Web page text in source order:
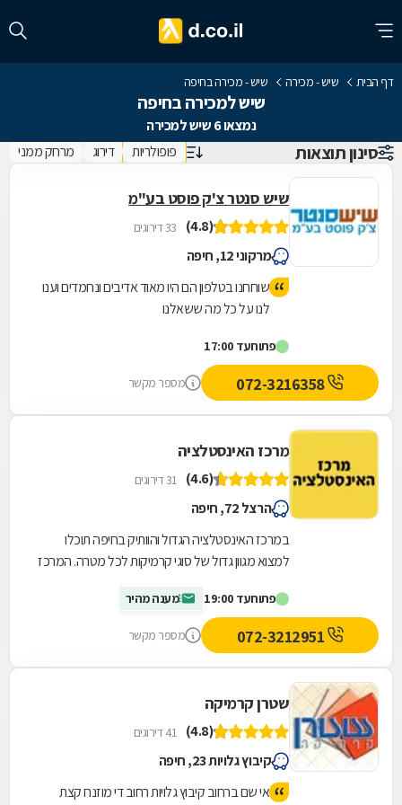
דף הבית שיש - מכירה שיש - מכירה בחיפה
שיש למכירה בחיפה
נמצאו 6 שיש למכירה
סינון תוצאות פופולריות דירוג מרחק ממני
שיש סנטר צ'ק פוסט בע"מ
(4.8) 33 דירוגים
מרקוני 12, חיפה
שוחחנו בטלפון הם היו מאוד אדיבים ונחמדים וענו
לנו על כל מה ששאלנו
פתוחעד 17:00
072-3216358 מספר מקשר
מרכז האינסטלציה
(4.6) 31 דירוגים
הרצל 72, חיפה
במרכז האינסטלציה הגדול והוותיק בחיפה תוכלו
למצוא מגוון גדול של סוגי קרמיקות לכל מטרה. המרכז
למשפץ...
פתוחעד 19:00 מענה מהיר
מספר מקשר
שטרן קרמיקה
(4.8) 41 דירוגים
קיבוץ גלויות 23, חיפה
אי שם ברחוב קיבוץ גלויות רחוב די מוזנח קצת